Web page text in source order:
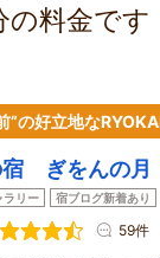
の料金で
”の好立地な
ぎをんの月
ラリー 宿ブログ新着あり
59件